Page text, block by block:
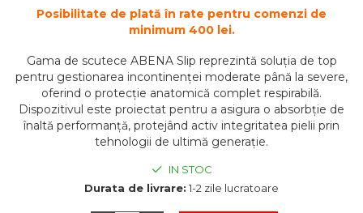
Posibilitate de plată în rate pentru comenzi de
minimum 400 lei.
Gama de scutece ABENA Slip reprezintă soluția de top
pentru gestionarea incontinenței moderate până la severe,
oferind o protecție anatomică complet respirabilă.
Dispozitivul este proiectat pentru a asigura o absorbție de
înaltă performanță, protejând activ integritatea pielii prin
tehnologii de ultimă generație.
IN STOC
Durata de livrare: 1-2 zile lucratoare